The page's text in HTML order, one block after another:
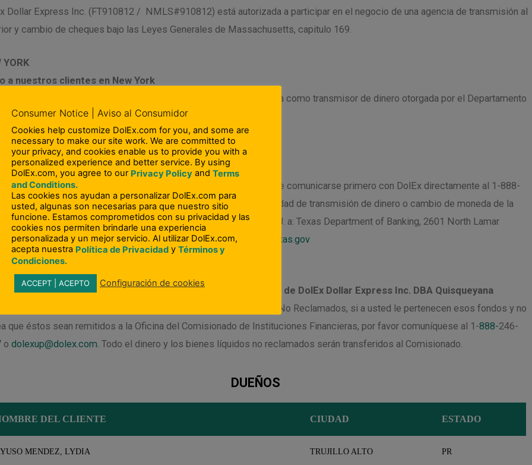
Dollar Express Inc. (FT910812 / NMLS#910812) está autorizada a participar en el negocio de una agencia de transmisión al
y cambio de cheques bajo las Leyes Generales de Massachusetts, capitulo 169.
YORK
a nuestros clientes en New York
Dollar Express, Inc.
(MT103625/ NMLS ID 910812) Tiene licencia como transmisor de dinero otorgada por el Departamento
Financieros del Estado de Nueva York.
a nuestros clientes en Texas
cliente que desee presentar una queja en contra de DolEx debe comunicarse primero con DolEx directamente al 1-888-
Si usted todavía tiene quejas sin resolver respecto a la actividad de transmisión de dinero o cambio de moneda de la
por favor dirija su queja en persona o por correo de los E.E.U.U. a: Texas Department of Banking, 2601 North Lamar
Austin, Texas 78705, 1-877-276-5554 (toll free),www.dob.texas.gov
RICO
de Dinero y Otros Bienes Líquidos No Reclamados en Poder de DolEx Dollar Express Inc. DBA Quisqueyana
a la Ley de Dinero y Otros Bienes Líquidos Abandonados o No Reclamados, si a usted le pertenecen esos fondos y no
que éstos sean remitidos a la Oficina del Comisionado de Instituciones Financieras, por favor comuníquese al 1-888-246-
o dolexup@dolex.com. Todo el dinero y los bienes líquidos no reclamados serán transferidos al Comisionado.
DUEÑOS
DEL CLIENTE CIUDAD ESTADO
MENDEZ, LYDIA TRUJILLO ALTO PR